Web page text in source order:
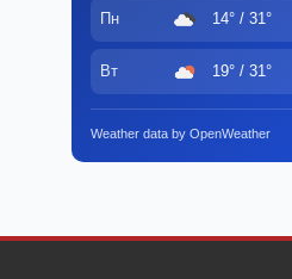
Пн 14° / 31°
Вт 19° / 31°
Weather data by OpenWeather